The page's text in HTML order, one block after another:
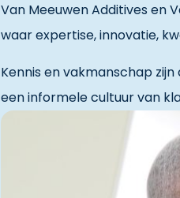
Van Meeuwen Additives en
waar expertise, innovatie,
Kennis en vakmanschap
een informele cultuur van